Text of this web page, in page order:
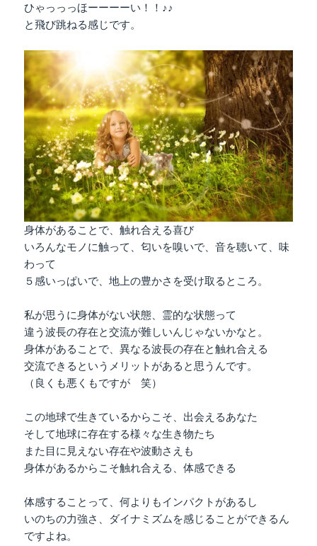
ひゃっっっほーーーーい！！♪♪
と飛び跳ねる感じです。
身体があることで、触れ合える喜び
いろんなモノに触って、匂いを嗅いで、音を聴いて、味
わって
５感いっぱいで、地上の豊かさを受け取るところ。
私が思うに身体がない状態、霊的な状態って
違う波長の存在と交流が難しいんじゃないかなと。
身体があることで、異なる波長の存在と触れ合える
交流できるというメリットがあると思うんです。
（良くも悪くもですが 笑）
この地球で生きているからこそ、出会えるあなた
そして地球に存在する様々な生き物たち
また目に見えない存在や波動さえも
身体があるからこそ触れ合える、体感できる
体感することって、何よりもインパクトがあるし
いのちの力強さ、ダイナミズムを感じることができるん
ですよね。